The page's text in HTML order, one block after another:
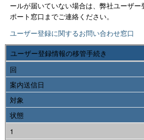
ールが届いていない場合は、弊社ユーザ
ポート窓口までご連絡ください。
ユーザー登録に関するお問い合わせ窓口
ユーザー登録情報の移管手続き
回
案内送信日
対象
状態
1